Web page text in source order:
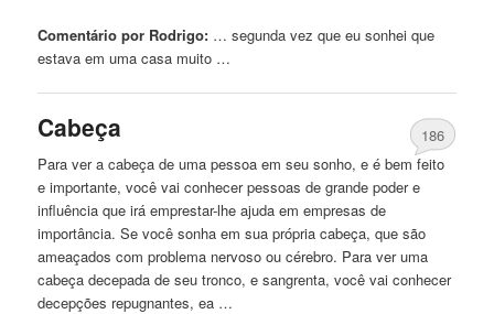
Comentário por Rodrigo: … segunda vez que eusonhei que
estava em uma casa muito …
Cabeça
186
Para ver a cabeça de uma pessoa em seu sonho, e é bem feito
e importante, você vai conhecer pessoas de grande poder e
influência que irá emprestar-lhe ajuda em empresas de
importância. Se você sonha em sua própria cabeça, que são
ameaçados com problema nervoso ou cérebro. Para ver uma
cabeça decepada de seu tronco, e sangrenta, você vai conhecer
decepções repugnantes, ea …